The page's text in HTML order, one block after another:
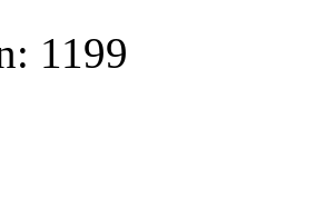
1199